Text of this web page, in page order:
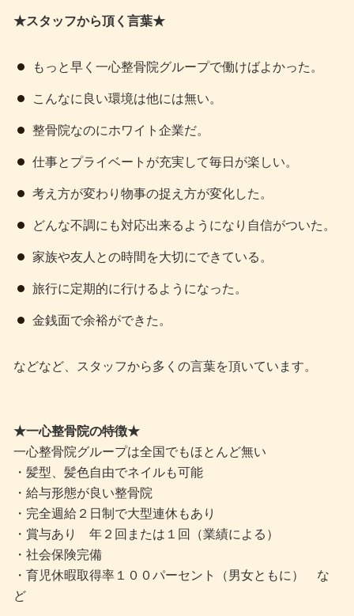
★スタッフから頂く言葉★
もっと早く一心整骨院グループで働けばよかった。
こんなに良い環境は他には無い。
整骨院なのにホワイト企業だ。
仕事とプライベートが充実して毎日が楽しい。
考え方が変わり物事の捉え方が変化した。
どんな不調にも対応出来るようになり自信がついた。
家族や友人との時間を大切にできている。
旅行に定期的に行けるようになった。
金銭面で余裕ができた。
などなど、スタッフから多くの言葉を頂いています。
★一心整骨院の特徴★
一心整骨院グループは全国でもほとんど無い
・髪型、髪色自由でネイルも可能
・給与形態が良い整骨院
・完全週給２日制で大型連休もあり
・賞与あり 年２回または１回（業績による）
・社会保険完備
・育児休暇取得率１００パーセント（男女ともに） な
ど